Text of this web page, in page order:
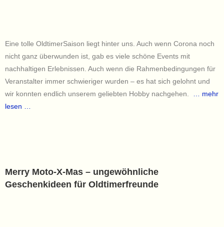
Eine tolle OldtimerSaison liegt hinter uns. Auch wenn Corona noch
nicht ganz überwunden ist, gab es viele schöne Events mit
nachhaltigen Erlebnissen. Auch wenn die Rahmenbedingungen für
Veranstalter immer schwieriger wurden – es hat sich gelohnt und
wir konnten endlich unserem geliebten Hobby nachgehen.
… mehr
lesen …
Merry Moto-X-Mas – ungewöhnliche
Geschenkideen für Oldtimerfreunde